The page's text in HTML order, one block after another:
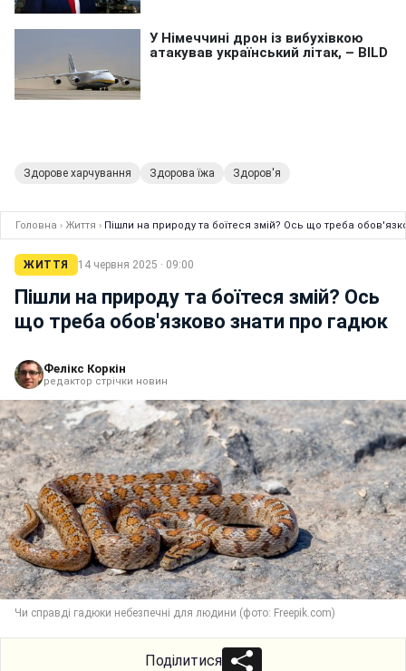
Здорове харчування Здорова їжа Здоров'я
Головна › Життя › Пішли на природу та боїтеся змій? Ось що треба
ЖИТТЯ 14 червня 2025 · 09:00
Пішли на природу та боїтеся змій? Ось
що треба обов'язково знати про гадюк
Фелікс Коркін
редактор стрічки новин
Чи справді гадюки небезпечні для людини (фото: Freepik.com)
Поділитися